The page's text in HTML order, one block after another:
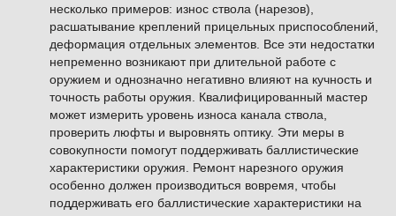
несколько примеров: износ ствола (нарезов),
расшатывание креплений прицельных приспособлений,
деформация отдельных элементов. Все эти недостатки
непременно возникают при длительной работе с
оружием и однозначно негативно влияют на кучность и
точность работы оружия. Квалифицированный мастер
может измерить уровень износа канала ствола,
проверить люфты и выровнять оптику. Эти меры в
совокупности помогут поддерживать баллистические
характеристики оружия. Ремонт нарезного оружия
особенно должен производиться вовремя, чтобы
поддерживать его баллистические характеристики на